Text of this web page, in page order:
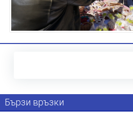
Бързи връзки